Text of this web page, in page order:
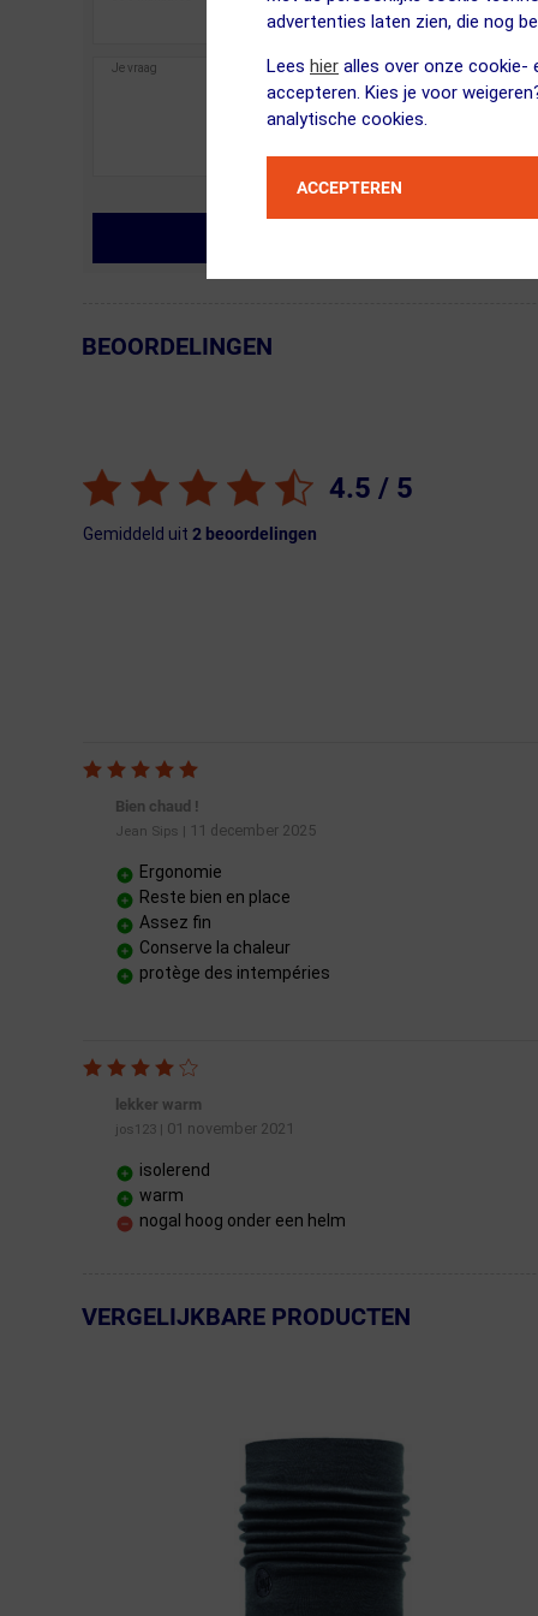
advertenties laten zien, die nog
Lees hier alles over onze cookie-
accepteren. Kies je voor
analytische cookies.
ACCEPTEREN
← Terug naar productnavigatie
BEOORDELINGEN
4.5 / 5
Gemiddeld uit 2 beoordelingen
Bien chaud !
Jean Sips | 11 december 2025
Ergonomie
Reste bien en place
Assez fin
Conserve la chaleur
protège des intempéries
lekker warm
jos123| 01 november 2021
isolerend
warm
nogal hoog onder een helm
← Terug naar productnavigatie
VERGELIJKBARE PRODUCTEN